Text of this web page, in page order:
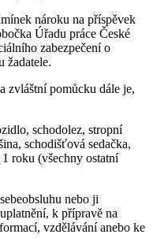
nároku na příspěvek
Úřadu práce České
zabezpečení o
žadatele.
zvláštní pomůcku dále je,
schodolez, stropní
schodišťová sedačka,
roku (všechny ostatní
nebo ji
k přípravě na
vzdělávání anebo ke